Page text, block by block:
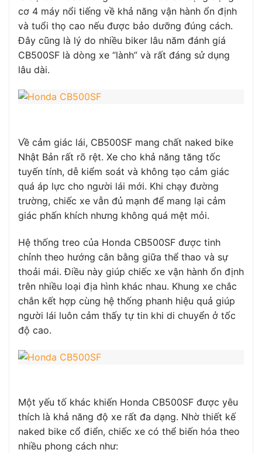
cơ 4 máy nổi tiếng về khả năng vận hành ổn định
và tuổi thọ cao nếu được bảo dưỡng đúng cách.
Đây cũng là lý do nhiều biker lâu năm đánh giá
CB500SF là dòng xe “lành” và rất đáng sử dụng
lâu dài.
Về cảm giác lái, CB500SF mang chất naked bike
Nhật Bản rất rõ rệt. Xe cho khả năng tăng tốc
tuyến tính, dễ kiểm soát và không tạo cảm giác
quá áp lực cho người lái mới. Khi chạy đường
trường, chiếc xe vẫn đủ mạnh để mang lại cảm
giác phấn khích nhưng không quá mệt mỏi.
Hệ thống treo của Honda CB500SF được tinh
chỉnh theo hướng cân bằng giữa thể thao và sự
thoải mái. Điều này giúp chiếc xe vận hành ổn định
trên nhiều loại địa hình khác nhau. Khung xe chắc
chắn kết hợp cùng hệ thống phanh hiệu quả giúp
người lái luôn cảm thấy tự tin khi di chuyển ở tốc
độ cao.
Một yếu tố khác khiến Honda CB500SF được yêu
thích là khả năng độ xe rất đa dạng. Nhờ thiết kế
naked bike cổ điển, chiếc xe có thể biến hóa theo
nhiều phong cách như: